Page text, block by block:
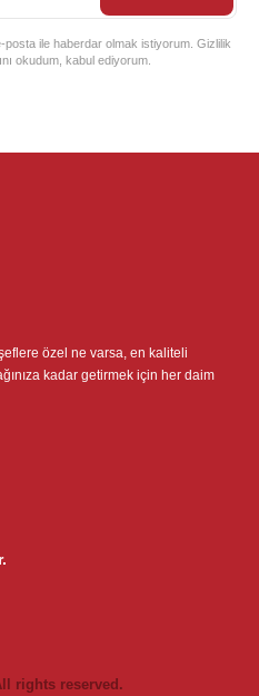
ile haberdar olmak istiyorum. Gizlilik
okudum, kabul ediyorum.
özel ne varsa, en kaliteli
kadar getirmek için her daim
rights reserved.